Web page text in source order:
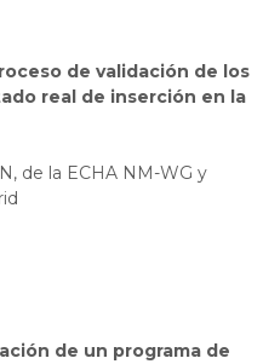
de validación de los
real de inserción en la
de la ECHA NM-WG y
de un programa de